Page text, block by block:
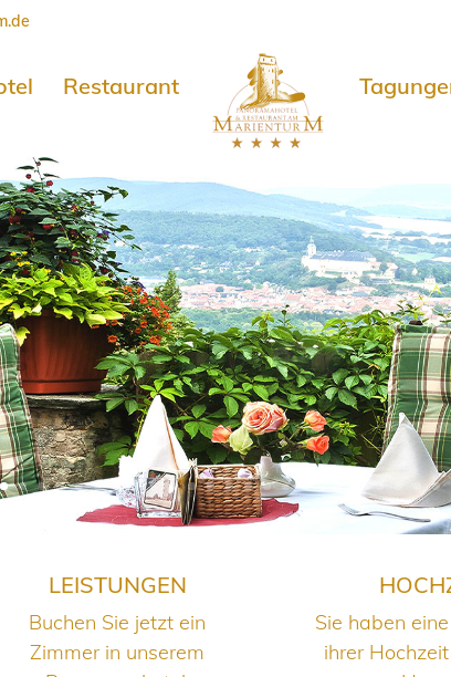
Restaurant
LEISTUNGEN
Buchen Sie jetzt ein
Zimmer in unserem
Sie haben
ihrer